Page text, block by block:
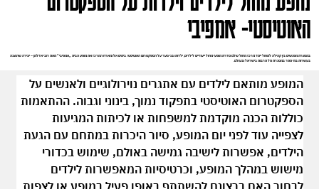
האוטיסטי- אמפיבי
במסגרת מפגשים בין קהילה למחול ייסד מרכז מחול שלם סדרת מופעי מחול ייעודיים לילדים, ילדות ובני נוער על הספקטרום האוטיסטי. בימים אלו מארח המרכז את מופע הבית „אמפיבי” מאת רובי אדלמן – יצירה שהוצגה
בעשרות בתי ספר במסגרת סל תרבות בישראל ובעולם.
המופע מותאם לילדים עם אתגרים נוירולוגיים ולאנשים על
הספקטרום האוטיסטי בתפקוד נמוך, בינוני וגבוה. ההתאמות
כוללות הכנה מוקדמת למשפחות או לכיתות המגיעות
לצפייה עוד לפני יום המופע, סיור היכרות במתחם עם הגעת
הילדים, אפשרות לישיבה גמישה באולם, שימוש בכדורי
מישוש במהלך המופע, וכרטיסיות המאפשרות לילדים